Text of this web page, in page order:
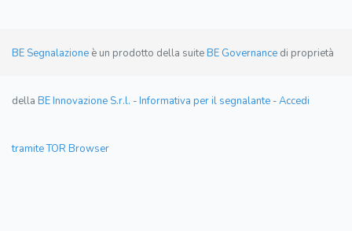
BE Segnalazione è un prodotto della suiteBE Governance di proprietà
della BE Innovazione S.r.l. -Informativa per il segnalante -Accedi
tramite TOR Browser